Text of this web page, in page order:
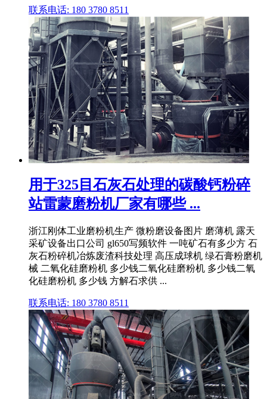
联系电话: 180 3780 8511
用于325目石灰石处理的碳酸钙粉碎
站雷蒙磨粉机厂家有哪些 ...
浙江刚体工业磨粉机生产 微粉磨设备图片 磨薄机 露天
采矿设备出口公司 gl650写频软件 一吨矿石有多少方 石
灰石粉碎机冶炼废渣科技处理 高压成球机 绿石膏粉磨机
械 二氧化硅磨粉机 多少钱二氧化硅磨粉机 多少钱二氧
化硅磨粉机 多少钱 方解石求供 ...
联系电话: 180 3780 8511